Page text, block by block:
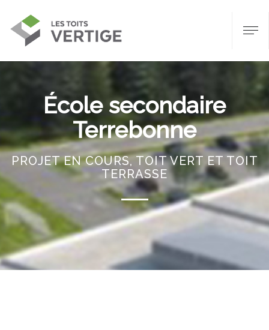
École secondaire
Terrebonne
PROJET EN COURS, TOIT VERT ET TOIT
TERRASSE